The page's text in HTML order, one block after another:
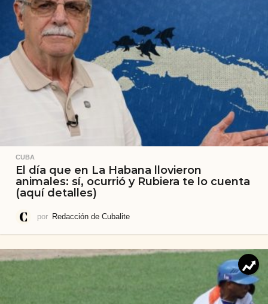
CUBA
El día que en La Habana llovieron
animales: sí, ocurrió y Rubiera te lo cuenta
(aquí detalles)
por Redacción de Cubalite